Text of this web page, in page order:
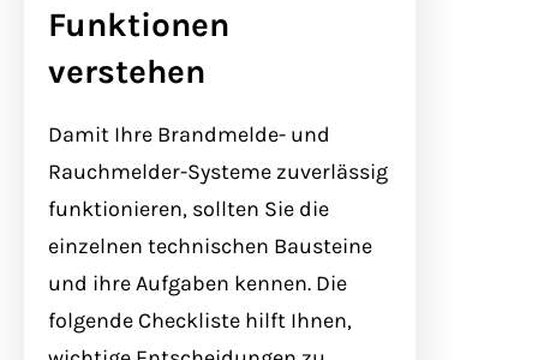
Funktionen
verstehen
Damit Ihre Brandmelde- und
Rauchmelder-Systeme zuverlässig
funktionieren, sollten Sie die
einzelnen technischen Bausteine
und ihre Aufgaben kennen. Die
folgende Checkliste hilft Ihnen,